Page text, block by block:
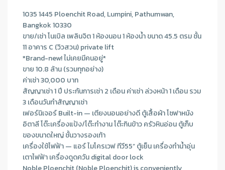
1035 1445 Ploenchit Road, Lumpini, Pathumwan,
Bangkok 10330
ขาย/เช่า โนเบิล เพลินจิต 1 ห้องนอน 1 ห้องน้ำ ขนาด 45.5 ตรม ชั้น
11 อาคาร C (วิวสวน) private lift
*Brand-new! ไม่เคยมีคนอยู่*
ขาย 10.8 ล้าน (รวมทุกอย่าง)
ค่าเช่า 30,000 บาท
สัญญาเช่า 1 ปี ประกันการเช่า 2 เดือน ค่าเช่า ล่วงหน้า 1 เดือน รวม
3 เดือนวันทำสัญญาเช่า
เฟอร์นิเจอร์ Built-in — เตียงนอนอย่างดี ตู้เสื้อผ้า โซฟาหนัง
อิตาลี โต๊ะเครื่องแป้ง/โต๊ะทำงาน โต๊ะกินข้าว ครัวหินอ่อน ตู้เก็บ
ของขนาดใหญ่ ชั้นวางรองเท้า
เครื่องใช้ไฟฟ้า — แอร์ ไมโครเวฟ ทีวี55” ตู้เย็น เครื่องทำน้ำอุ่น
เตาไฟฟ้า เครื่องดูดควัน digital door lock